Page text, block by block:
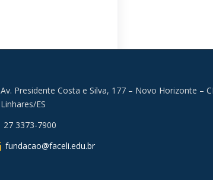
Av. Presidente Costa e Silva, 177 – Novo Horizonte –
Linhares/ES
27 3373-7900
fundacao@faceli.edu.br